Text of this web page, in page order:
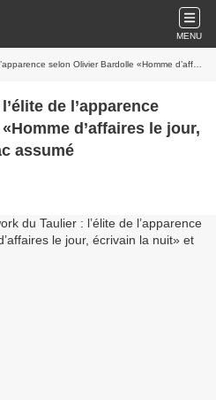
MENU
Bardolle «Homme d’affaires le jour, écrivain la nuit» et réac assumé
de l’apparence
d’affaires le jour,
assumé